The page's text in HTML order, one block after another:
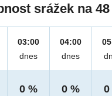
srážek na
03:00
dnes
0 %
04:00
dnes
0 % 0